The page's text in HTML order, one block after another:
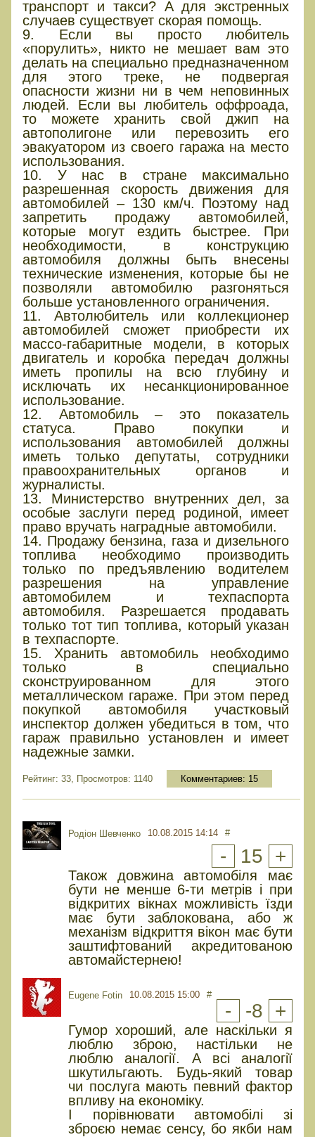
транспорт и такси? А для экстренных
случаев существует скорая помощь.
9. Если вы просто любитель
«порулить», никто не мешает вам это
делать на специально предназначенном
для этого треке, не подвергая
опасности жизни ни в чем неповинных
людей. Если вы любитель оффроада,
то можете хранить свой джип на
автополигоне или перевозить его
эвакуатором из своего гаража на место
использования.
10. У нас в стране максимально
разрешенная скорость движения для
автомобилей – 130 км/ч. Поэтому над
запретить продажу автомобилей,
которые могут ездить быстрее. При
необходимости, в конструкцию
автомобиля должны быть внесены
технические изменения, которые бы не
позволяли автомобилю разгоняться
больше установленного ограничения.
11. Автолюбитель или коллекционер
автомобилей сможет приобрести их
массо-габаритные модели, в которых
двигатель и коробка передач должны
иметь пропилы на всю глубину и
исключать их несанкционированное
использование.
12. Автомобиль – это показатель
статуса. Право покупки и
использования автомобилей должны
иметь только депутаты, сотрудники
правоохранительных органов и
журналисты.
13. Министерство внутренних дел, за
особые заслуги перед родиной, имеет
право вручать наградные автомобили.
14. Продажу бензина, газа и дизельного
топлива необходимо производить
только по предъявлению водителем
разрешения на управление
автомобилем и техпаспорта
автомобиля. Разрешается продавать
только тот тип топлива, который указан
в техпаспорте.
15. Хранить автомобиль необходимо
только в специально
сконструированном для этого
металлическом гараже. При этом перед
покупкой автомобиля участковый
инспектор должен убедиться в том, что
гараж правильно установлен и имеет
надежные замки.
Рейтинг: 33, Просмотров: 1140 Комментариев: 15
Родіон Шевченко 10.08.2015 14:14 #
- 15 +
Також довжина автомобіля має
бути не менше 6-ти метрів і при
відкритих вікнах можливість їзди
має бути заблокована, або ж
механізм відкриття вікон має бути
заштифтований акредитованою
автомайстернею!
Eugene Fotin 10.08.2015 15:00 #
- -8 +
Гумор хороший, але наскільки я
люблю зброю, настільки не
люблю аналогії. А всі аналогії
шкутильгають. Будь-який товар
чи послуга мають певний фактор
впливу на економіку.
І порівнювати автомобілі зі
зброєю немає сенсу, бо якби нам